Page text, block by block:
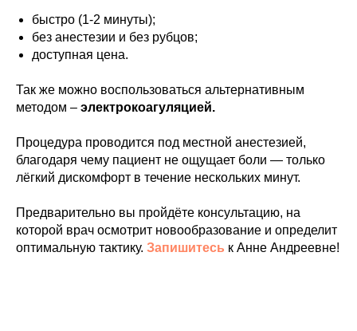
быстро (1-2 минуты);
без анестезии и без рубцов;
доступная цена.
Так же можно воспользоваться альтернативным
методом – электрокоагуляцией.
Процедура проводится под местной анестезией,
благодаря чему пациент не ощущает боли — только
лёгкий дискомфорт в течение нескольких минут.
Предварительно вы пройдёте консультацию, на
которой врач осмотрит новообразование и определит
оптимальную тактику. Запишитесь к Анне Андреевне!